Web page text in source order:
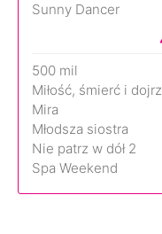
Sunny Dancer
500 mil
Miłość, śmierć i
Mira
Młodsza siostra
Nie patrz w dół 2
Spa Weekend